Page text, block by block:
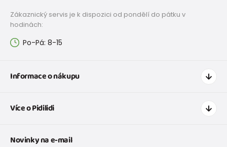
Zákaznický servis je k dispozici od pondělí do pátku v
hodinách:
Po-Pá: 8-15
Informace o nákupu
Doprava a platba
Tabulka velikostí obuvi
Více o Pidilidi
O nás
Novinky na e-mail